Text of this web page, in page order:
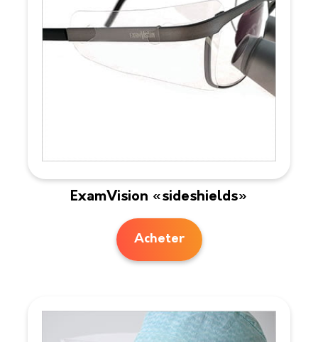
ExamVision «sideshields»
Acheter